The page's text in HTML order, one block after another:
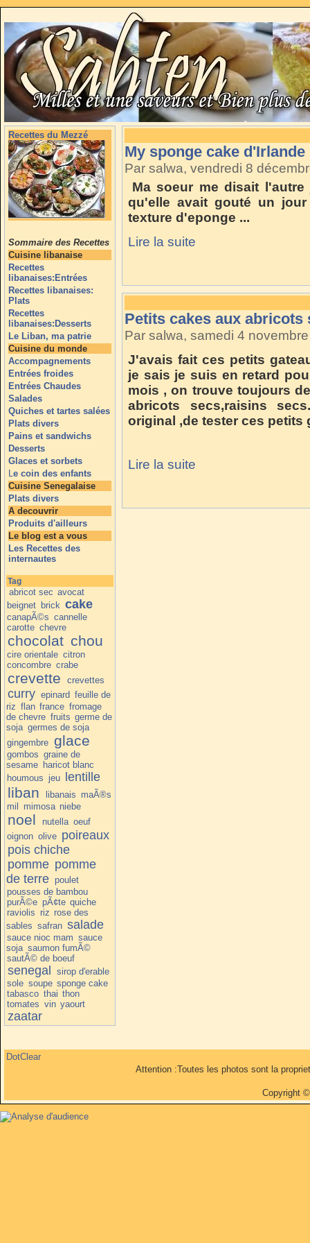
Recettes du Mezzé
Sommaire des Recettes
Cuisine libanaise
Recettes
libanaises:Entrées
Recettes libanaises:
Plats
Recettes
libanaises:Desserts
Le Liban, ma patrie
Cuisine du monde
Accompagnements
Entrées froides
Entrées Chaudes
Salades
Quiches et tartes salées
Plats divers
Pains et sandwichs
Desserts
Glaces et sorbets
Le coin des enfants
Cuisine Senegalaise
Plats divers
A decouvrir
Produits d'ailleurs
Le blog est a vous
Les Recettes des
internautes
Tag
abricot sec avocat
beignet brick cake
canapÃ©s cannelle
carotte chevre
chocolat chou
cire orientale citron
concombre crabe
crevette crevettes
curry epinard feuille de
riz flan france fromage
de chevre fruits germe de
soja germes de soja
gingembre glace
gombos graine de
sesame haricot blanc
houmous jeu lentille
liban libanais maÃ®s
mil mimosa niebe
noel nutella oeuf
oignon olive poireaux
pois chiche
pomme pomme
de terre poulet
pousses de bambou
purÃ©e pÃ¢te quiche
raviolis riz rose des
sables safran salade
sauce nioc mam sauce
soja saumon fumÃ©
sautÃ© de boeuf
senegal sirop d'erable
sole soupe sponge cake
tabasco thai thon
tomates vin yaourt
zaatar
My sponge cake d'Irlande
Par salwa, vendredi 8
Ma soeur me disait
qu'elle avait gouté un
texture d'eponge ...
Lire la suite
Petits cakes aux abricots
Par salwa, samedi 4
J'avais fait ces petits
je sais je suis en retard
mois , on trouve toujours
abricots secs,raisins
original ,de tester ces petits
Lire la suite
DotClear
Attention :Toutes les photos sont la
Copyright